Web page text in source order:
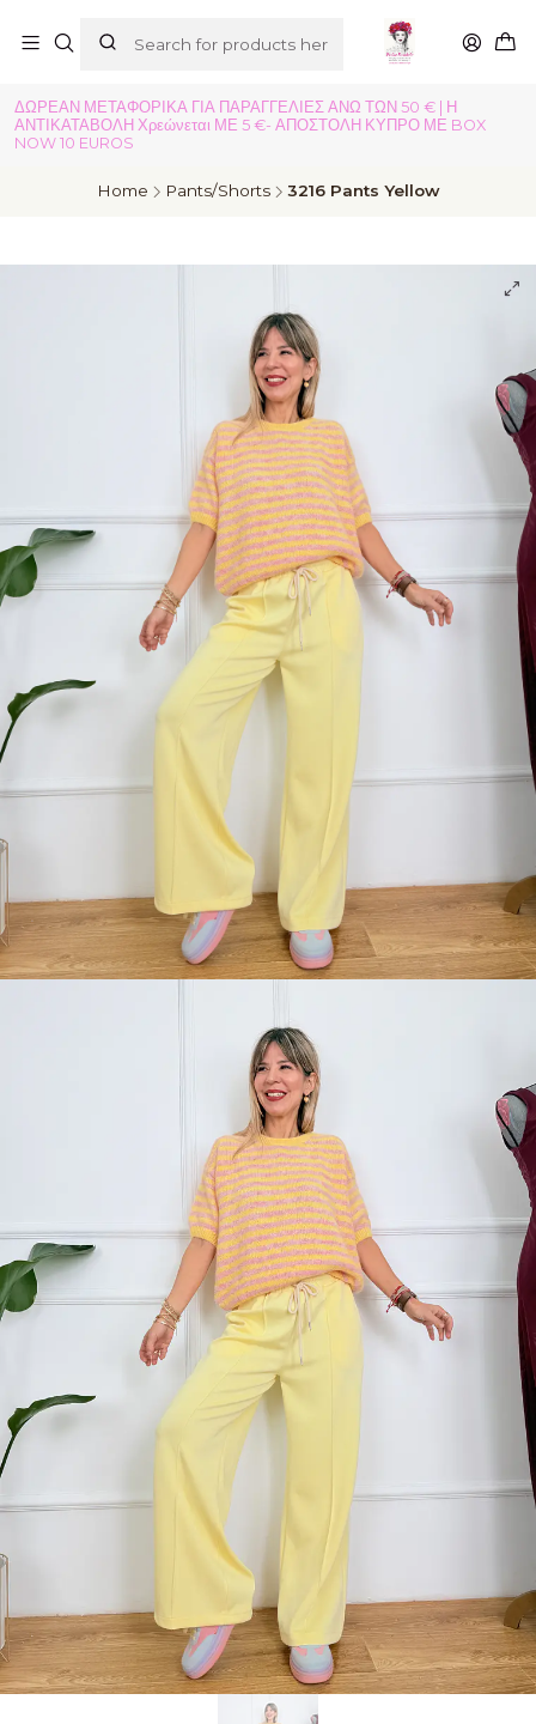
ΔΩΡΕΑΝ ΜΕΤΑΦΟΡΙΚΑ ΓΙΑ ΠΑΡΑΓΓΕΛΙΕΣ ΑΝΩ ΤΩΝ 50 € | Η
ΑΝΤΙΚΑΤΑΒΟΛΗ Χρεώνεται ΜΕ 5 €- ΑΠΟΣΤΟΛΗ ΚΥΠΡΟ ΜΕ BOX
NOW 10 EUROS
Home Pants/Shorts 3216 Pants Yellow